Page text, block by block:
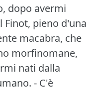
dopo avermi
pieno d'una
macabra, che
morfinomane,
nati dalla
- C'è